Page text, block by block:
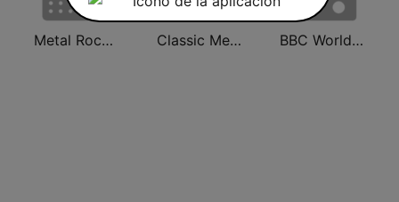
Metal Rock Radio Classic Metal Radio BBC World Service